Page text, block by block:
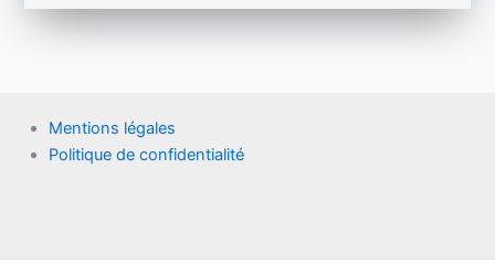
Mentions légales
Politique de confidentialité